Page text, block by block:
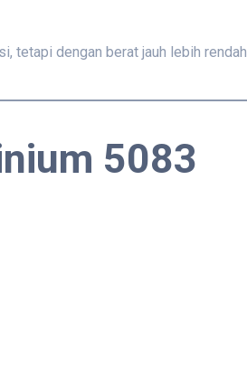
tetapi dengan berat jauh lebih rendah.
5083